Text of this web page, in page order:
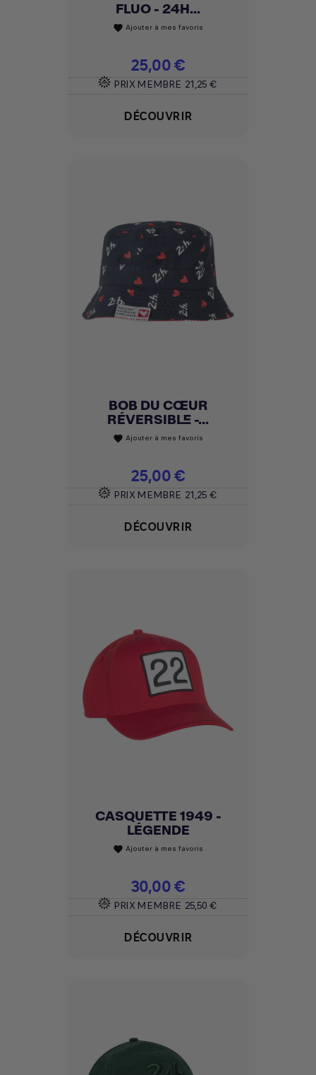
FLUO - 24H...
favorite Ajouter à mes favoris
Prix
25,00 €
PRIX MEMBRE 21,25 €
DÉCOUVRIR
BOB DU CŒUR
RÉVERSIBLE -...
favorite Ajouter à mes favoris
Prix
25,00 €
PRIX MEMBRE 21,25 €
DÉCOUVRIR
CASQUETTE 1949 -
LÉGENDE
favorite Ajouter à mes favoris
Prix
30,00 €
PRIX MEMBRE 25,50 €
DÉCOUVRIR